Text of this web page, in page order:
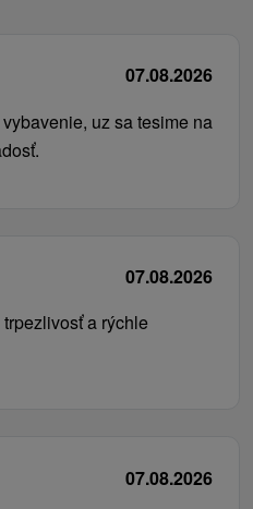
07.08.2026
uz sa tesime na
07.08.2026
a rýchle
07.08.2026